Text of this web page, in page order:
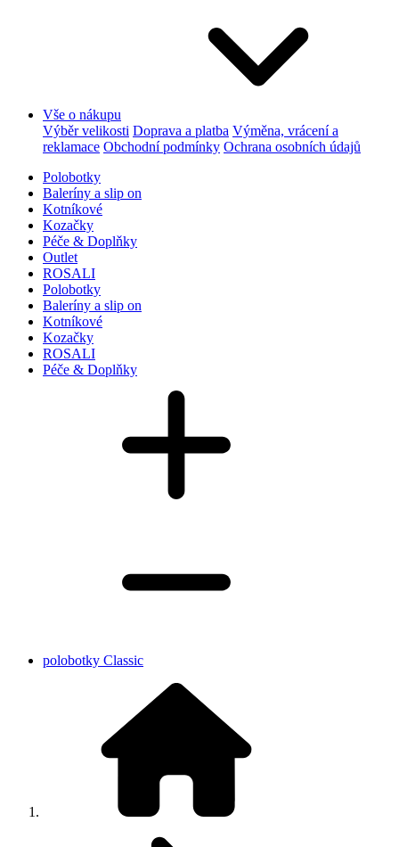
Vše o nákupu
Výběr velikosti Doprava a platba Výměna, vrácení a
reklamace Obchodní podmínky Ochrana osobních údajů
Polobotky
Baleríny a slip on
Kotníkové
Kozačky
Péče & Doplňky
Outlet
ROSALI
Polobotky
Baleríny a slip on
Kotníkové
Kozačky
ROSALI
Péče & Doplňky
polobotky Classic